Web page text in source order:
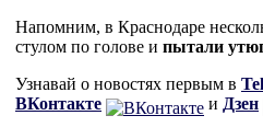
Напомним, в Краснодаре
стулом по голове и пытали
Узнавай о новостях первым в
ВКонтакте
и Дзен